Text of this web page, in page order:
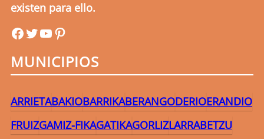
existen para ello.
uribefmuribefmYouTube Pinterest
MUNICIPIOS
ARRIETABAKIOBARRIKABERANGODERIOERANDIO
FRUIZGAMIZ-FIKAGATIKAGORLIZLARRABETZU